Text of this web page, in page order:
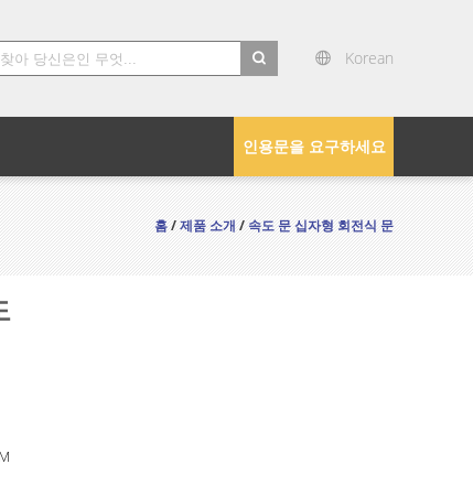
Korean
인용문을 요구하세요
홈/제품 소개/속도 문 십자형 회전식 문